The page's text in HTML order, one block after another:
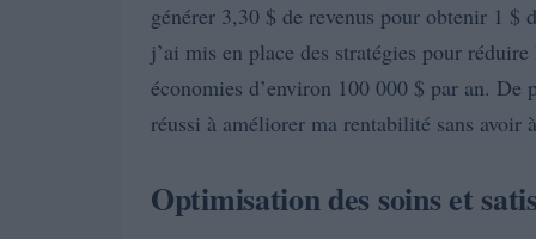
générer 3,30 $ de revenus pour obtenir 1 $
j’ai mis en place des stratégies pour
économies d’environ 100 000 $ par an. De
réussi à améliorer ma rentabilité sans avoir
Optimisation des soins et